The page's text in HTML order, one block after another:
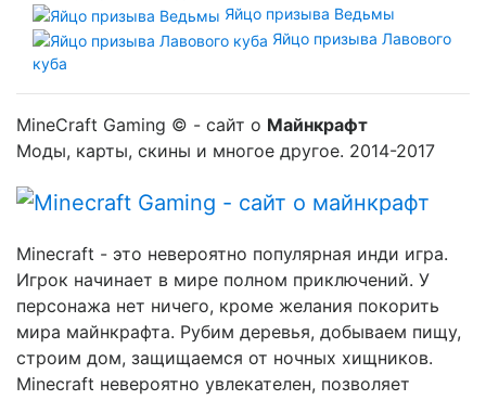
Яйцо призыва Ведьмы
Яйцо призыва Лавового
куба
MineCraft Gaming © - сайт о Майнкрафт
Моды, карты, скины и многое другое. 2014-2017
Minecraft - это невероятно популярная инди игра.
Игрок начинает в мире полном приключений. У
персонажа нет ничего, кроме желания покорить
мира майнкрафта. Рубим деревья, добываем пищу,
строим дом, защищаемся от ночных хищников.
Minecraft невероятно увлекателен, позволяет